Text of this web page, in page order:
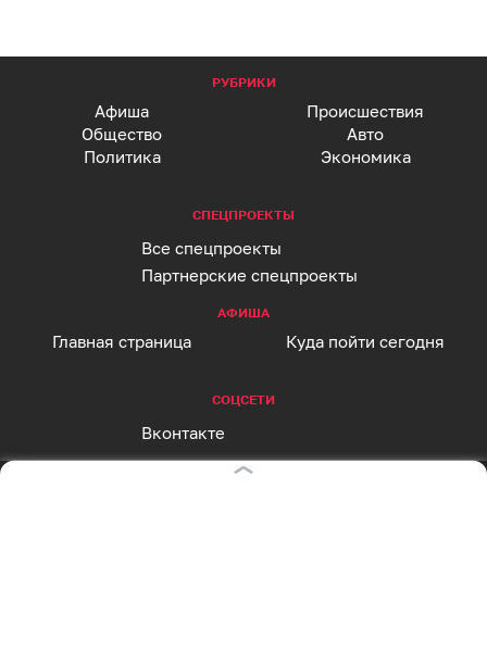
РУБРИКИ
Афиша
Происшествия
Общество
Авто
Политика
Экономика
СПЕЦПРОЕКТЫ
Все спецпроекты
Партнерские спецпроекты
АФИША
Главная страница Куда пойти сегодня
СОЦСЕТИ
Вконтакте